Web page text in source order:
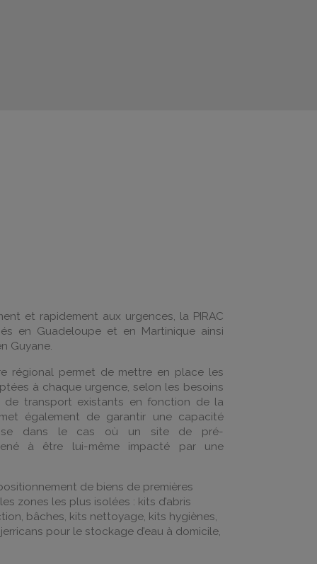
et rapidement aux urgences, la PIRAC
en Guadeloupe et en Martinique ainsi
Guyane.
régional permet de mettre en place les
à chaque urgence, selon les besoins
de transport existants en fonction de la
également de garantir une capacité
dans le cas où un site de pré-
à être lui-même impacté par une
de biens de premières
zones les plus isolées : kits d’abris
bâches, kits nettoyage, kits hygiènes,
pour le stockage d’eau à domicile,